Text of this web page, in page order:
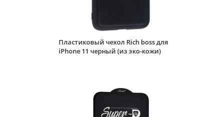
Пластиковый чехол Rich boss для
iPhone 11 черный (из эко-кожи)